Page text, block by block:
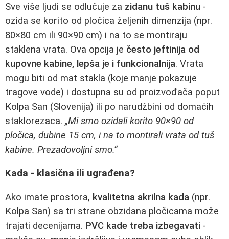
Sve više ljudi se odlučuje za zidanu tuš kabinu -
ozida se korito od pločica željenih dimenzija (npr.
80×80 cm ili 90×90 cm) i na to se montiraju
staklena vrata. Ova opcija je često jeftinija od
kupovne kabine, lepša je i funkcionalnija. Vrata
mogu biti od mat stakla (koje manje pokazuje
tragove vode) i dostupna su od proizvođača poput
Kolpa San (Slovenija) ili po narudžbini od domaćih
staklorezaca. „Mi smo ozidali korito 90×90 od
pločica, dubine 15 cm, i na to montirali vrata od tuš
kabine. Prezadovoljni smo.“
Kada - klasična ili ugrađena?
Ako imate prostora, kvalitetna akrilna kada (npr.
Kolpa San) sa tri strane obzidana pločicama može
trajati decenijama. PVC kade treba izbegavati -